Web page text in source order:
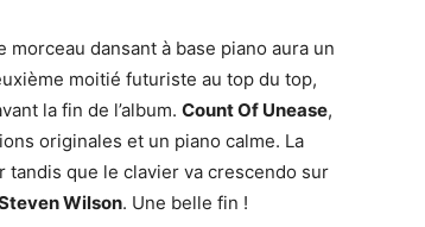
dansant à base piano aura un
moitié futuriste au top du top,
la fin de l’album. Count Of Unease,
originales et un piano calme. La
tandis que le clavier va crescendo sur
Wilson. Une belle fin !